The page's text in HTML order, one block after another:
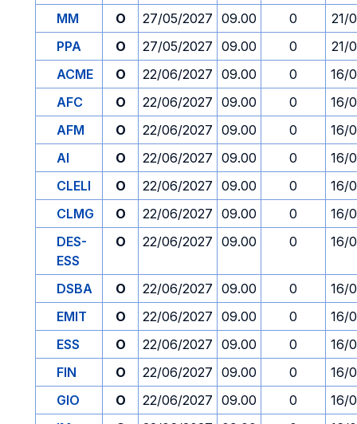
MM
O 27/05/2027 09.00 0
21/
PPA
O 27/05/2027 09.00 0
21/
ACME
O 22/06/2027 09.00 0
16/
AFC
O 22/06/2027 09.00 0
16/
AFM
O 22/06/2027 09.00 0
16/
AI
O 22/06/2027 09.00 0
16/
CLELI
O 22/06/2027 09.00 0
16/
CLMG
O 22/06/2027 09.00 0
16/
DES-
ESS
O 22/06/2027 09.00 0 16/
DSBA O 22/06/2027 09.00 0
16/
EMIT
O 22/06/2027 09.00 0
16/
ESS
O 22/06/2027 09.00 0
16/
FIN
O 22/06/2027 09.00 0
16/
GIO
O 22/06/2027 09.00 0
16/